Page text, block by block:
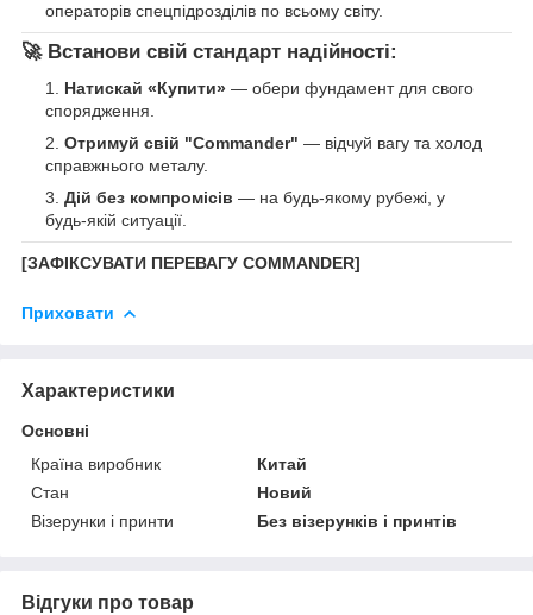
операторів спецпідрозділів по всьому світу.
🚀 Встанови свій стандарт надійності:
Натискай «Купити» — обери фундамент для свого
спорядження.
Отримуй свій "Commander" — відчуй вагу та холод
справжнього металу.
Дій без компромісів — на будь-якому рубежі, у
будь-якій ситуації.
[ЗАФІКСУВАТИ ПЕРЕВАГУ COMMANDER]
Приховати
Характеристики
Основні
Країна виробник
Китай
Стан
Новий
Візерунки і принти
Без візерунків і принтів
Відгуки про товар